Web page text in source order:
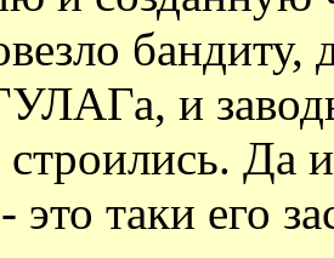
бандиту,
и
строились. Да
таки его